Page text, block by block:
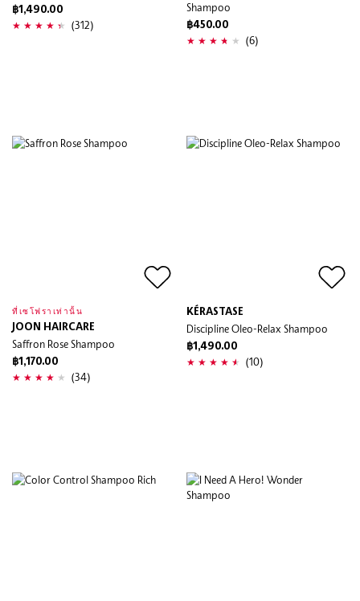
฿1,490.00
(312)
Shampoo
฿450.00
(6)
ที่เซโฟราเท่านั้น
JOON HAIRCARE
Saffron Rose Shampoo
฿1,170.00
(34)
KÉRASTASE
Discipline Oleo-Relax Shampoo
฿1,490.00
(10)